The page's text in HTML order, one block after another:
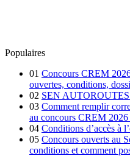
Populaires
01 Concours CREM
ouvertes, conditions,
02 SEN AUTOROUTES
03 Comment remplir
au concours CREM 2026
04 Conditions d’accès à
05 Concours ouverts au
conditions et comment